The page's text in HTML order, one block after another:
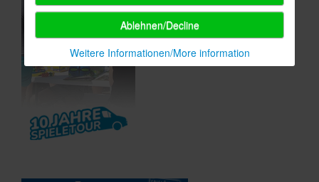
Ablehnen/Decline
Weitere Informationen/More information